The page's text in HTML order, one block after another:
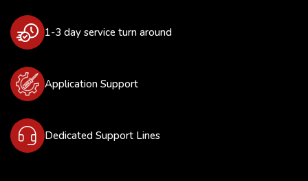
1-3 day service turn around
Application Support
Dedicated Support Lines